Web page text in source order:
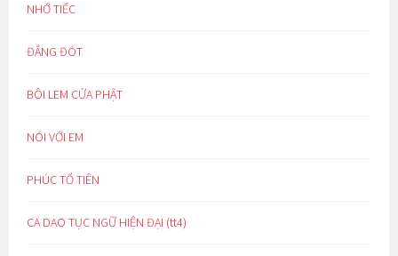
NHỚ TIẾC
ĐẮNG ĐÓT
BÔI LEM CỬA PHẬT
NÓI VỚI EM
PHÚC TỔ TIÊN
CA DAO TỤC NGỮ HIỆN ĐẠI (tt4)